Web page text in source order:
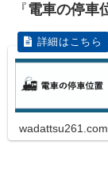
『電車の停車
wadattsu261.com